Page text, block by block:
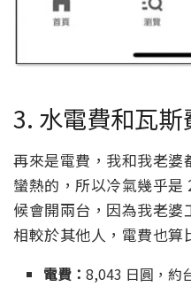
3. 水電費和瓦斯
再來是電費，我和我老
蠻熱的，所以冷氣幾乎
候會開兩台，因為我老
相較於其他人，電費也算
電費：8,043 日圓，約